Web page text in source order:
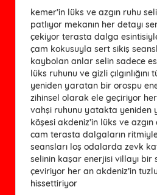
kemer’in lüks ve azgın ruhu
patlıyor mekanın her detayı
çekiyor terasta dalga
çam kokusuyla sert sikiş
kaybolan anlar selin sadece
lüks ruhunu ve gizli
yeniden yaratan bir orospu
zihinsel olarak ele geçiriyor
vahşi ruhunu yatakta yeniden
köşesi akdeniz’in lüks ve azgın
cam terasta dalgaların
seansları loş odalarda zevk
selinin kaşar enerjisi villayı bir
çeviriyor her an akdeniz’in
hissettiriyor